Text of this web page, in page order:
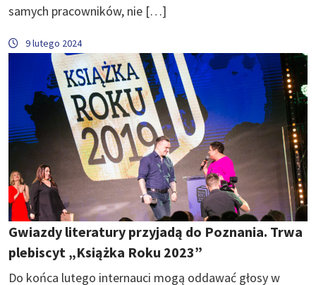
samych pracowników, nie […]
9 lutego 2024
Gwiazdy literatury przyjadą do Poznania. Trwa
plebiscyt „Książka Roku 2023”
Do końca lutego internauci mogą oddawać głosy w